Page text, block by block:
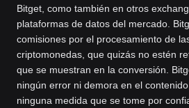
Bitget, como también en otros
plataformas de datos del mercado.
comisiones por el procesamiento de
criptomonedas, que quizás no estén
que se muestran en la conversión.
ningún error ni demora en el
ninguna medida que se tome por